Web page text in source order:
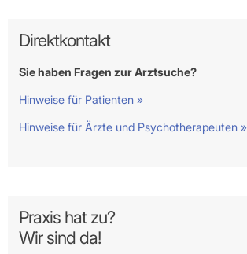
Direktkontakt
Sie haben Fragen zur Arztsuche?
Hinweise für Patienten »
Hinweise für Ärzte und Psychotherapeuten »
Praxis hat zu?
Wir sind da!